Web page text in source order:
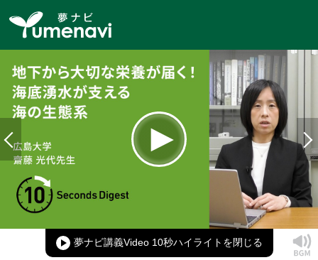
Time
Picture-
in-
Picture
夢ナビ講義Video 10秒ハイライト